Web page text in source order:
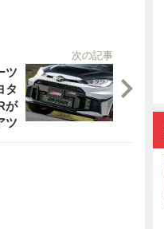
次の記事
ツ
タ
が
ツ